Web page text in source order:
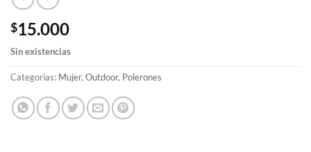
$15.000
Sin existencias
Categorías: Mujer, Outdoor, Polerones